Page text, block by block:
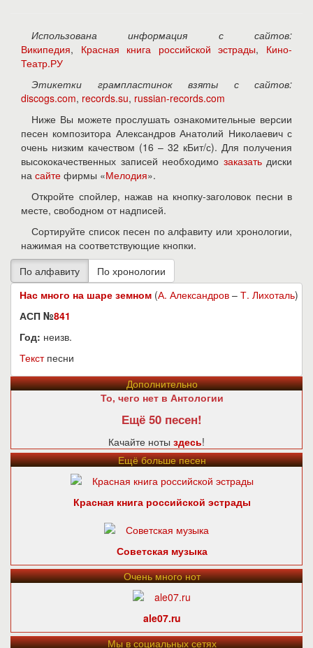
Использована информация с сайтов:
Википедия, Красная книга российской эстрады, Кино-
Театр.РУ
Этикетки грампластинок взяты с сайтов:
discogs.com, records.su, russian-records.com
Ниже Вы можете прослушать ознакомительные версии
песен композитора Александров Анатолий Николаевич с
очень низким качеством (16 – 32 кБит/с). Для получения
высококачественных записей необходимо заказатьдиски
на сайте фирмы «Мелодия».
Откройте спойлер, нажав на кнопку-заголовок песни в
месте, свободном от надписей.
Сортируйте список песен по алфавиту или хронологии,
нажимая на соответствующие кнопки.
Нас много на шаре земном (А. Александров – Т. Лихоталь)
АСП №841
Год: неизв.
Текстпесни
Дополнительно
То, чего нет в Антологии
Ещё 50 песен!
Качайте ноты здесь!
Ещё больше песен
Красная книга российской эстрады
Советская музыка
Очень много нот
ale07.ru
Мы в социальных сетях